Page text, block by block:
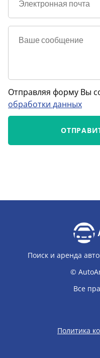
Отправляя форму Вы
обработки данных
Поиск и аренда
©
Все
Политика